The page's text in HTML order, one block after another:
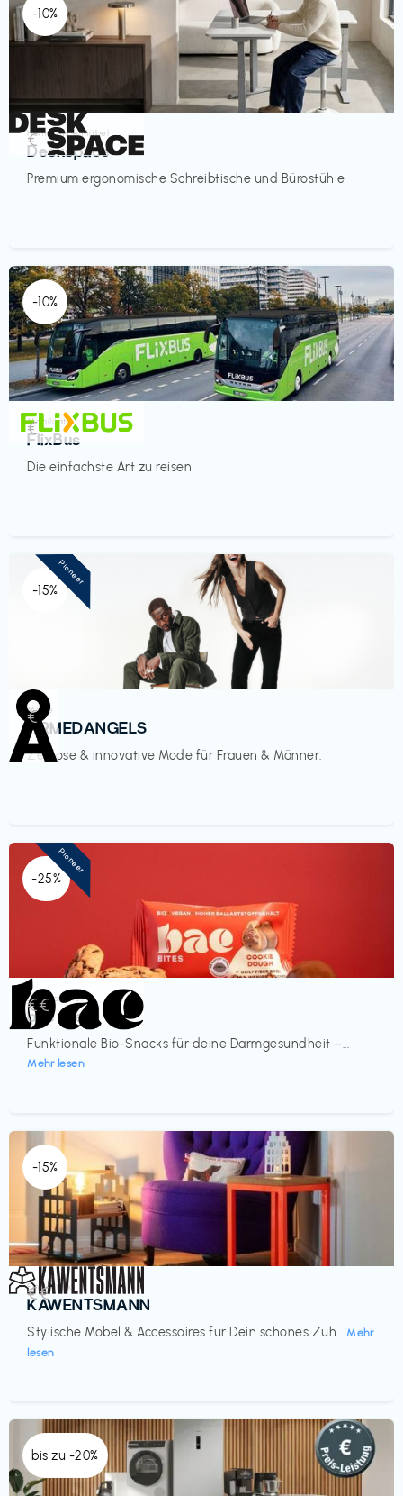
-10%
Homeoffice Möbel
Deskspace
Premium ergonomische Schreibtische und Bürostühle
€‎
-10%
Mobilität
FlixBus
Die einfachste Art zu reisen
€‎
-15%
Mode
ARMEDANGELS
Zeitlose & innovative Mode für Frauen & Männer.
€‎
Pioneer
-25%
Lebensmittel
bae Treat
Funktionale Bio-Snacks für deine Darmgesundheit –...
Mehr lesen
€€‎
Pioneer
-15%
Einrichtung
KAWENTSMANN
Stylische Möbel & Accessoires für Dein schönes Zuh... Mehr
lesen
€€‎
bis zu -20%